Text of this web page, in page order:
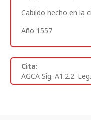
Cabildo hecho en la
Año 1557
Cita:
AGCA Sig. A1.2.2.